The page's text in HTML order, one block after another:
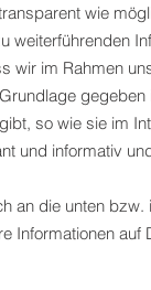
wie
wir im Rahmen
so wie sie im
und informativ
an die unten
Informationen